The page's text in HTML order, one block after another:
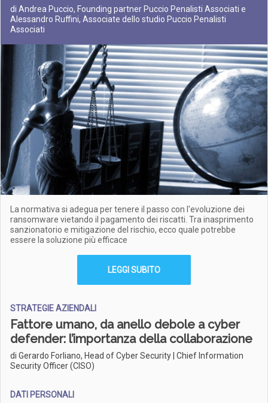
di Andrea Puccio, Founding partner Puccio Penalisti Associati e
Alessandro Ruffini, Associate dello studio Puccio Penalisti
Associati
La normativa si adegua per tenere il passo con l'evoluzione dei
ransomware vietando il pagamento dei riscatti. Tra inasprimento
sanzionatorio e mitigazione del rischio, ecco quale potrebbe
essere la soluzione più efficace
LEGGI SUBITO
STRATEGIE AZIENDALI
Fattore umano, da anello debole a cyber
defender: l’importanza della collaborazione
di Gerardo Forliano, Head of Cyber Security | Chief Information
Security Officer (CISO)
DATI PERSONALI